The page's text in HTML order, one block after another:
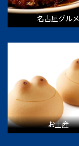
名古屋グルメ
お土産